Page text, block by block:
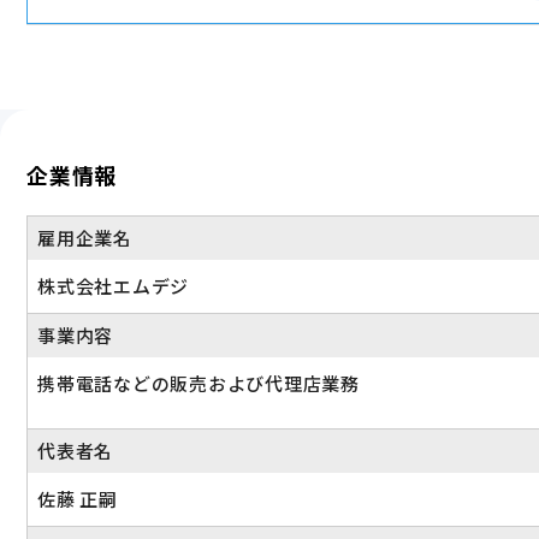
転勤なし
産休・育休実績あり
・有給休暇（入社半年経過後10日付与）
※産育休取得実績多数あり！多くの社員が復職してます。
当社での正社員経験がある社員は、育休から復帰後、小
時短勤務が可能です。
子育てと仕事のバランスが取れる働き方が長くできるの
ライフスタイルが変わっても、仕事を変える必要はあり
年間休日120日以上
企業情報
雇用企業名
株式会社エムデジ
事業内容
携帯電話などの販売および代理店業務
代表者名
佐藤 正嗣